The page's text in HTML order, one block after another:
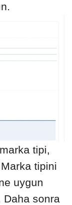
tipi,
tipini
uygun
Daha sonra